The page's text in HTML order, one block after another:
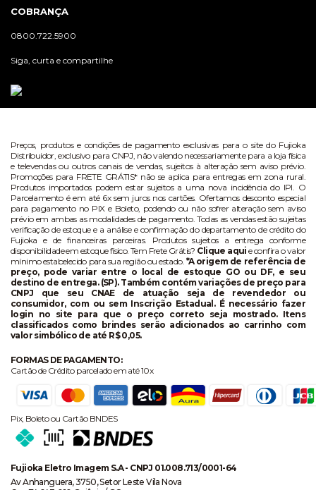
COBRANÇA
0800.722.5900
Siga, curta e compartilhe
Preços, produtos e condições de pagamento exclusivas para o site do Fujioka
Distribuidor, exclusivo para CNPJ, não valendo necessariamente para a loja física
e televendas ou outros canais de vendas, sujeitos à alteração sem aviso prévio.
Promoções para FRETE GRÁTIS* não se aplica para entregas em zona rural.
Produtos importados podem estar sujeitos a uma nova incidência do IPI. O
Parcelamento é em até 6x sem juros nos cartões. Ofertamos desconto especial
para pagamento no PIX e Boleto, podendo ou não sofrer alteração sem aviso
prévio em ambas as modalidades de pagamento. Todas as vendas estão sujeitas
verificação de estoque e a análise e confirmação do departamento de crédito do
Fujioka e de financeiras parceiras. Produtos sujeitos a entrega conforme
disponibilidade em estoque físico. Tem Frete Grátis? Clique aqui e confira o valor
mínimo estabelecido para sua região ou estado. *A origem de referência de
preço, pode variar entre o local de estoque GO ou DF, e seu
destino de entrega. (SP). Também contém variações de preço para
CNPJ que seu CNAE de atuação seja de revendedor ou
consumidor, com ou sem Inscrição Estadual. É necessário fazer
login no site para que o preço correto seja mostrado. Itens
classificados como brindes serão adicionados ao carrinho com
valor simbólico de até R$ 0,05.
FORMAS DE PAGAMENTO:
Cartão de Crédito parcelado em até 10x
Pix, Boleto ou Cartão BNDES
Fujioka Eletro Imagem S.A - CNPJ 01.008.713/0001-64
Av Anhanguera, 3750, Setor Leste Vila Nova